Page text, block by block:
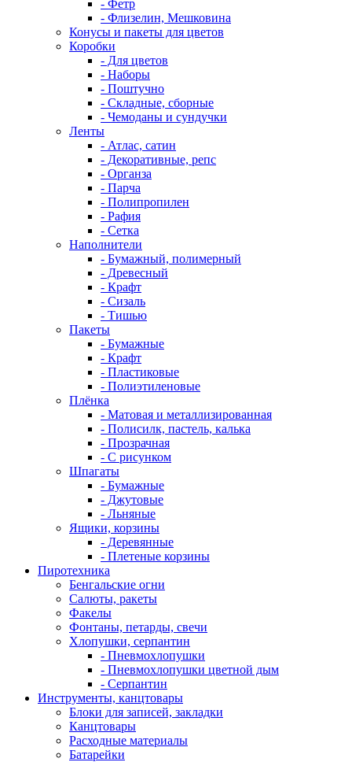
- Фетр
- Флизелин, Мешковина
Конусы и пакеты для цветов
Коробки
- Для цветов
- Наборы
- Поштучно
- Складные, сборные
- Чемоданы и сундучки
Ленты
- Атлас, сатин
- Декоративные, репс
- Органза
- Парча
- Полипропилен
- Рафия
- Сетка
Наполнители
- Бумажный, полимерный
- Древесный
- Крафт
- Сизаль
- Тишью
Пакеты
- Бумажные
- Крафт
- Пластиковые
- Полиэтиленовые
Плёнка
- Матовая и металлизированная
- Полисилк, пастель, калька
- Прозрачная
- С рисунком
Шпагаты
- Бумажные
- Джутовые
- Льняные
Ящики, корзины
- Деревянные
- Плетеные корзины
Пиротехника
Бенгальские огни
Салюты, ракеты
Факелы
Фонтаны, петарды, свечи
Хлопушки, серпантин
- Пневмохлопушки
- Пневмохлопушки цветной дым
- Серпантин
Инструменты, канцтовары
Блоки для записей, закладки
Канцтовары
Расходные материалы
Батарейки